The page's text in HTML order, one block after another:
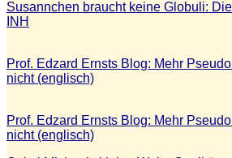
Susannchen braucht keine Globuli:
INH
Prof. Edzard Ernsts Blog: Mehr
nicht (englisch)
Prof. Edzard Ernsts Blog: Mehr
nicht (englisch)